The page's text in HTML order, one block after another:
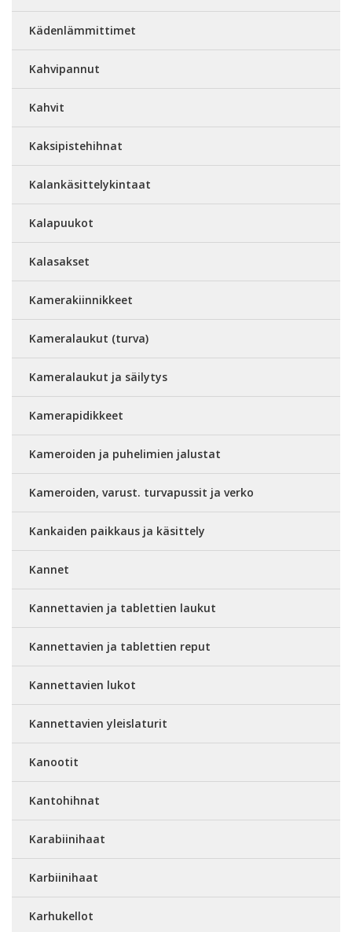
Kädenlämmittimet
Kahvipannut
Kahvit
Kaksipistehihnat
Kalankäsittelykintaat
Kalapuukot
Kalasakset
Kamerakiinnikkeet
Kameralaukut (turva)
Kameralaukut ja säilytys
Kamerapidikkeet
Kameroiden ja puhelimien jalustat
Kameroiden, varust. turvapussit ja verko
Kankaiden paikkaus ja käsittely
Kannet
Kannettavien ja tablettien laukut
Kannettavien ja tablettien reput
Kannettavien lukot
Kannettavien yleislaturit
Kanootit
Kantohihnat
Karabiinihaat
Karbiinihaat
Karhukellot